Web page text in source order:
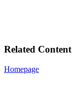
Related Content
Homepage